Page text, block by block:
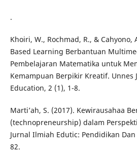
.
Khoiri, W., Rochmad, R., & Cahyono,
Based Learning Berbantuan
Pembelajaran Matematika untuk
Kemampuan Berpikir Kreatif. Unnes
Education, 2 (1), 1-8.
Marti’ah, S. (2017). Kewirausahaa
(technopreneurship) dalam
Jurnal Ilmiah Edutic: Pendidikan
82.